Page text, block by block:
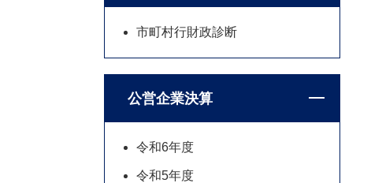
市町村行財政診断
公営企業決算
令和6年度
令和5年度